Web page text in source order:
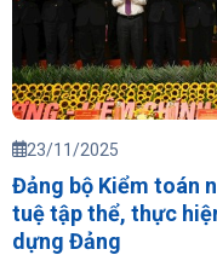
23/11/2025
Đảng bộ Kiểm toán
tuệ tập thể, thực
dựng Đảng